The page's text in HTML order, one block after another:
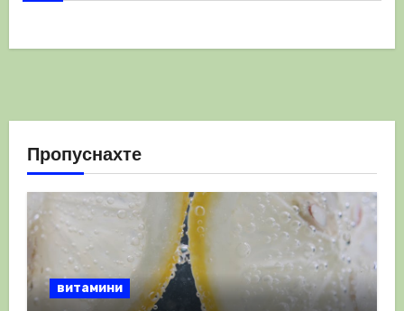
Пропуснахте
витамини